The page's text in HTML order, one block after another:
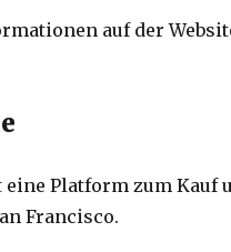
auf der
eine Platform zum
Francisco.